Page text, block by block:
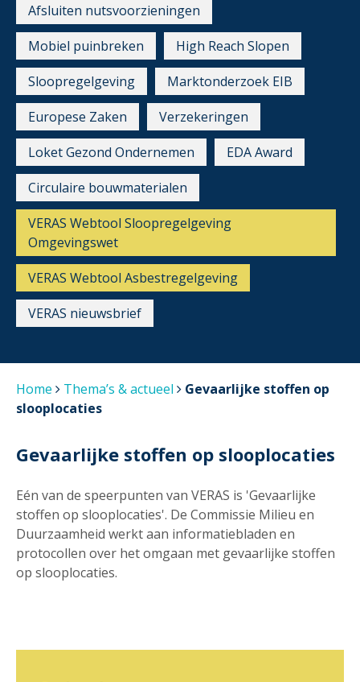
Afsluiten nutsvoorzieningen
Mobiel puinbreken
High Reach Slopen
Sloopregelgeving
Marktonderzoek EIB
Europese Zaken
Verzekeringen
Loket Gezond Ondernemen
EDA Award
Circulaire bouwmaterialen
VERAS Webtool Sloopregelgeving
Omgevingswet
VERAS Webtool Asbestregelgeving
VERAS nieuwsbrief
Home Thema’s & actueel
Gevaarlijke stoffen op
slooplocaties
Gevaarlijke stoffen op slooplocaties
Eén van de speerpunten van VERAS is 'Gevaarlijke
stoffen op slooplocaties'. De Commissie Milieu en
Duurzaamheid werkt aan informatiebladen en
protocollen over het omgaan met gevaarlijke stoffen
op slooplocaties.